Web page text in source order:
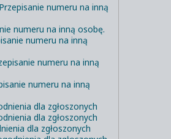
Przepisanie numeru na inną
numeru na inną osobę.
numeru na inną
numeru na inną
numeru na inną
dla zgłoszonych
dla zgłoszonych
dla zgłoszonych